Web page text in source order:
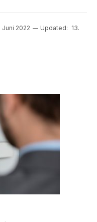
Juni 2022 Updated: 13.